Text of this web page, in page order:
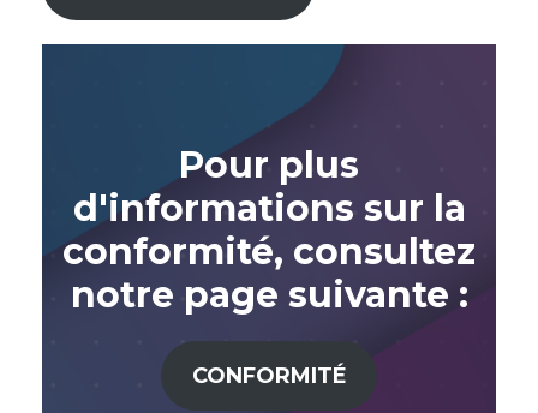
Pour plus
d'informations sur la
conformité, consultez
notre page suivante :
CONFORMITÉ